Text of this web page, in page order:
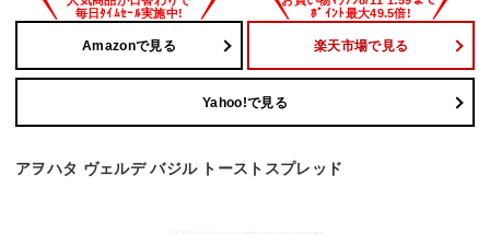
Amazonで見る 楽天市場で見る
Yahoo!で見る
アヲハタ ヴェルデ バジル トーストスプレッド